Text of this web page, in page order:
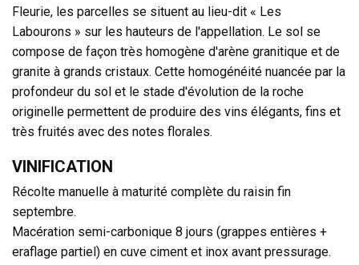
Fleurie, les parcelles se situent au lieu-dit « Les
Labourons » sur les hauteurs de l'appellation. Le sol se
compose de façon très homogène d'arène granitique et de
granite à grands cristaux. Cette homogénéité nuancée par la
profondeur du sol et le stade d'évolution de la roche
originelle permettent de produire des vins élégants, fins et
très fruités avec des notes florales.
VINIFICATION
Récolte manuelle à maturité complète du raisin fin
septembre.
Macération semi-carbonique 8 jours (grappes entières +
eraflage partiel) en cuve ciment et inox avant pressurage.